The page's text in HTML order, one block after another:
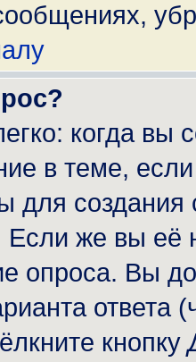
когда вы
в теме,
для
Если же вы её
опроса. Вы
ответа
кнопку